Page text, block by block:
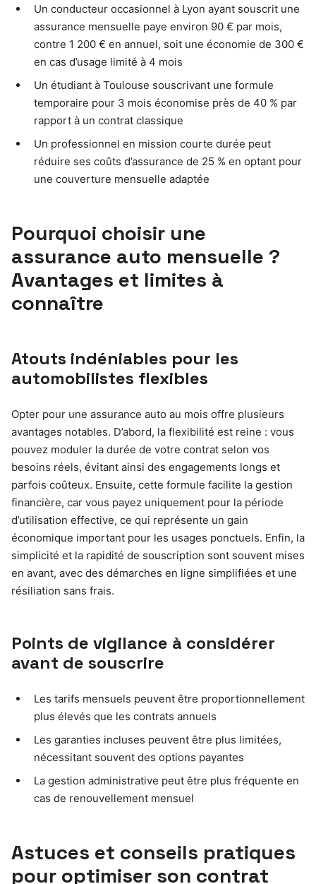
Un conducteur occasionnel à Lyon ayant souscrit une
assurance mensuelle paye environ 90 € par mois,
contre 1 200 € en annuel, soit une économie de 300 €
en cas d’usage limité à 4 mois
Un étudiant à Toulouse souscrivant une formule
temporaire pour 3 mois économise près de 40 % par
rapport à un contrat classique
Un professionnel en mission courte durée peut
réduire ses coûts d’assurance de 25 % en optant pour
une couverture mensuelle adaptée
Pourquoi choisir une
assurance auto mensuelle ?
Avantages et limites à
connaître
Atouts indéniables pour les
automobilistes flexibles
Opter pour une assurance auto au mois offre plusieurs
avantages notables. D’abord, la flexibilité est reine : vous
pouvez moduler la durée de votre contrat selon vos
besoins réels, évitant ainsi des engagements longs et
parfois coûteux. Ensuite, cette formule facilite la gestion
financière, car vous payez uniquement pour la période
d’utilisation effective, ce qui représente un gain
économique important pour les usages ponctuels. Enfin, la
simplicité et la rapidité de souscription sont souvent mises
en avant, avec des démarches en ligne simplifiées et une
résiliation sans frais.
Points de vigilance à considérer
avant de souscrire
Les tarifs mensuels peuvent être proportionnellement
plus élevés que les contrats annuels
Les garanties incluses peuvent être plus limitées,
nécessitant souvent des options payantes
La gestion administrative peut être plus fréquente en
cas de renouvellement mensuel
Astuces et conseils pratiques
pour optimiser son contrat